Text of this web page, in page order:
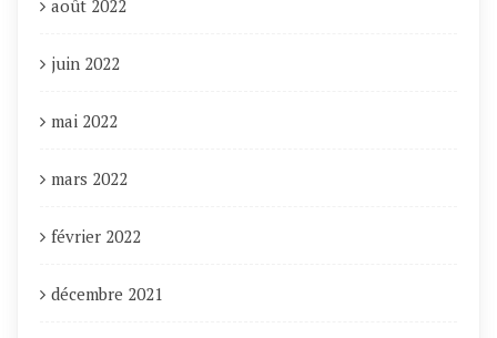
août 2022
juin 2022
mai 2022
mars 2022
février 2022
décembre 2021